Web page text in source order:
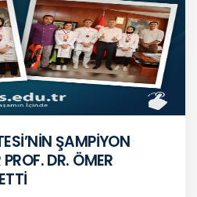
ŞAMPİYON
DR. ÖMER